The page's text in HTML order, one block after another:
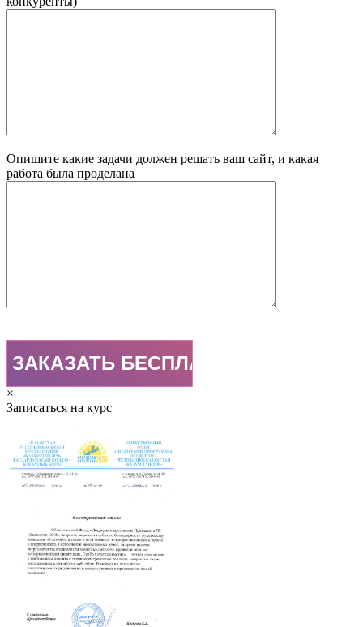
Опишите какие задачи должен решать ваш сайт, и какая
работа была проделана
×
Записаться на курс